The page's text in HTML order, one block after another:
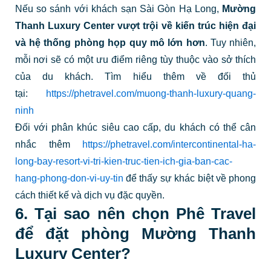
Nếu so sánh với khách sạn Sài Gòn Hạ Long, Mường
Thanh Luxury Center vượt trội về kiến trúc hiện đại
và hệ thống phòng họp quy mô lớn hơn. Tuy nhiên,
mỗi nơi sẽ có một ưu điểm riêng tùy thuộc vào sở thích
của du khách. Tìm hiểu thêm về đối thủ
tại: https://phetravel.com/muong-thanh-luxury-quang-
ninh
Đối với phân khúc siêu cao cấp, du khách có thể cân
nhắc thêm https://phetravel.com/intercontinental-ha-
long-bay-resort-vi-tri-kien-truc-tien-ich-gia-ban-cac-
hang-phong-don-vi-uy-tin để thấy sự khác biệt về phong
cách thiết kế và dịch vụ đặc quyền.
6. Tại sao nên chọn Phê Travel
để đặt phòng Mường Thanh
Luxury Center?